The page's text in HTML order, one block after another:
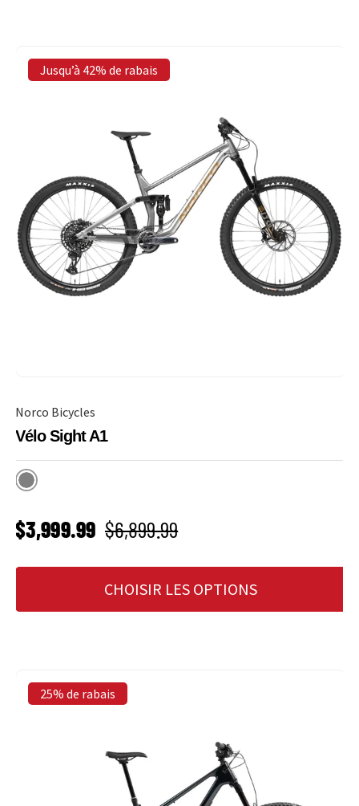
Jusqu’à 42% de rabais
Norco Bicycles
Vélo Sight A1
Gris
PRIX SOLDÉ
$3,999.99 Prix habituel
$6,899.99
CHOISIR LES OPTIONS
25% de rabais